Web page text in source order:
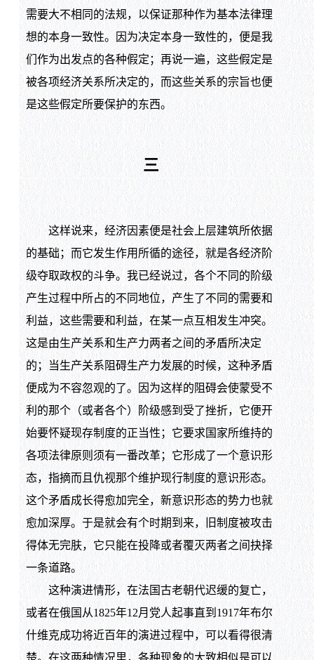
需要大不相同的法规，以保证那种作为基本法律理
想的本身一致性。因为决定本身一致性的，便是我
们作为出发点的各种假定；再说一遍，这些假定是
被各项经济关系所决定的，而这些关系的宗旨也便
是这些假定所要保护的东西。
三
这样说来，经济因素便是社会上层建筑所依据
的基础；而它发生作用所循的途径，就是各经济阶
级夺取政权的斗争。我已经说过，各个不同的阶级
产生过程中所占的不同地位，产生了不同的需要和
利益，这些需要和利益，在某一点互相发生冲突。
这是由生产关系和生产力两者之间的矛盾所决定
的；当生产关系阻碍生产力发展的时候，这种矛盾
便成为不容忽观的了。因为这样的阻碍会使蒙受不
利的那个（或者各个）阶级感到受了挫折，它便开
始要怀疑现存制度的正当性；它要求国家所维持的
各项法律原则须有一番改革；它形成了一个意识形
态，指摘而且仇视那个维护现行制度的意识形态。
这个矛盾成长得愈加完全，新意识形态的势力也就
愈加深厚。于是就会有个时期到来，旧制度被攻击
得体无完肤，它只能在投降或者覆灭两者之间抉择
一条道路。
这种演进情形，在法国古老朝代迟缓的复亡，
或者在俄国从1825年12月党人起事直到1917年布尔
什维克成功将近百年的演进过程中，可以看得很清
楚。在这两种情况里，各种现象的大致相似是可以